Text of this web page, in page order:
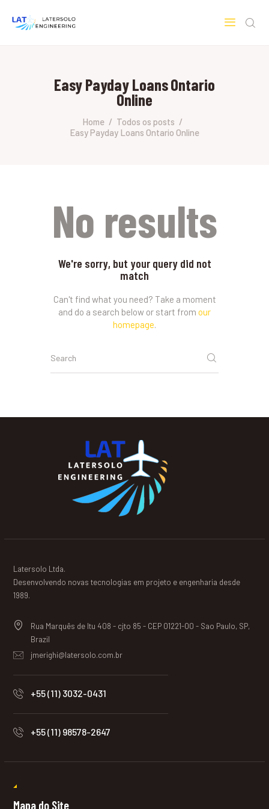
Easy Payday Loans Ontario
Online
Home
Todos os posts
Easy Payday Loans Ontario Online
HOME
SOBRE A LATERSOLO
ENGINEERING
MERCADOS & SERVIÇOS
No results
We're sorry, but your query did not
match
Can't find what you need? Take a moment
and do a search below or start from our
homepage.
Latersolo Ltda.
Desenvolvendo novas tecnologias em projeto e engenharia desde
1989.
Rua Marquês de Itu 408 - cjto 85 - CEP 01221-00 - Sao Paulo, SP,
Brazil
jmerighi@latersolo.com.br
+55 (11) 3032-0431
+55 (11) 98578-2647
Mapa do Site